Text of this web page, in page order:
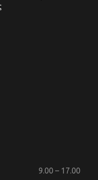
9.00 – 17.00